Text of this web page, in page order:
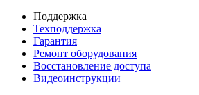
Поддержка
Техподдержка
Гарантия
Ремонт оборудования
Восстановление доступа
Видеоинструкции